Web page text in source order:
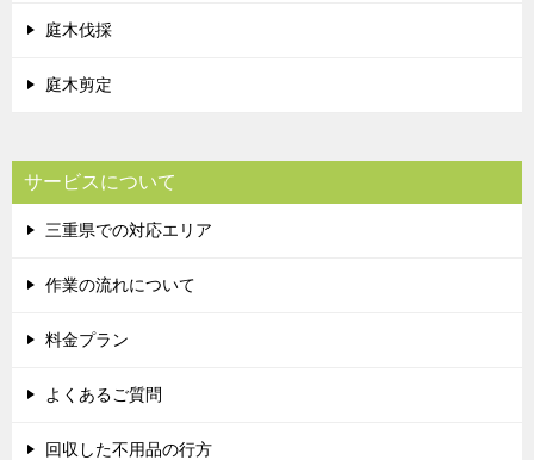
庭木伐採
庭木剪定
サービスについて
三重県での対応エリア
作業の流れについて
料金プラン
よくあるご質問
回収した不用品の行方